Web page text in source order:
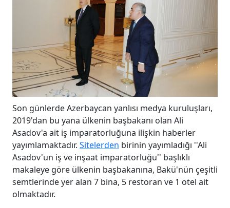
Son günlerde Azerbaycan yanlısı medya kuruluşları,
2019'dan bu yana ülkenin başbakanı olan Ali
Asadov'a ait iş imparatorluğuna ilişkin haberler
yayımlamaktadır. Sitelerden birinin yayımladığı ''Ali
Asadov'un iş ve inşaat imparatorluğu'' başlıklı
makaleye göre ülkenin başbakanına, Bakü'nün çeşitli
semtlerinde yer alan 7 bina, 5 restoran ve 1 otel ait
olmaktadır.